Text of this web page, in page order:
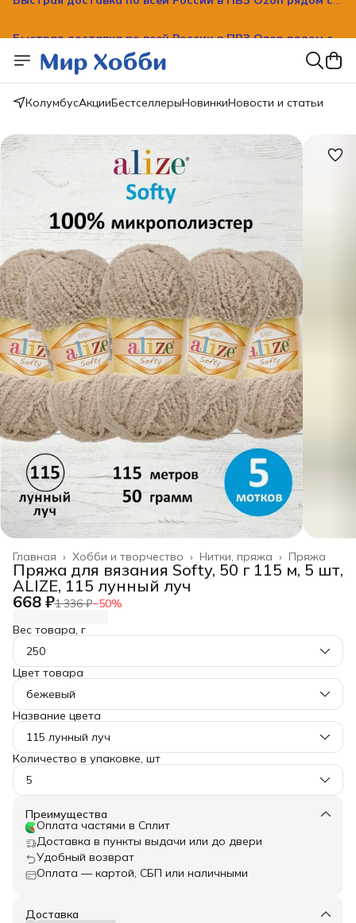
КолумбусАкцииБестселлерыНовинкиНовости и статьи
Пряжа
Нитки, пряжа ›
Хобби и творчество ›
Главная ›
Пряжа для вязания Softy, 50 г 115 м, 5 шт,
ALIZE, 115 лунный луч
668 ₽1 336 ₽−50%
Вес товара, г
250
Цвет товара
бежевый
Название цвета
115 лунный луч
Количество в упаковке, шт
5
Преимущества
Оплата частями в Сплит
Доставка в пункты выдачи или до двери
Удобный возврат
Оплата — картой, СБП или наличными
Доставка